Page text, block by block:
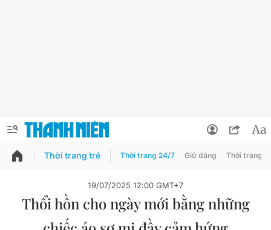
PODCAST QUẢNG CÁO
Thông tin tài khoản
Đổi mật khẩu
Thời trang trẻ Thời trang 24/7 Giữ dáng Thời trang
19/07/2025 12:00 GMT+7
Thổi hồn cho ngày mới bằng những